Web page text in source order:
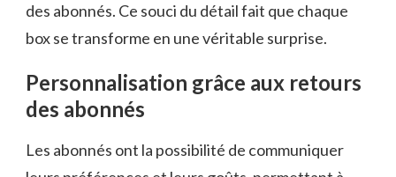
des abonnés. Ce souci du détail fait que chaque
box se transforme en une véritable surprise.
Personnalisation grâce aux retours
des abonnés
Les abonnés ont la possibilité de communiquer